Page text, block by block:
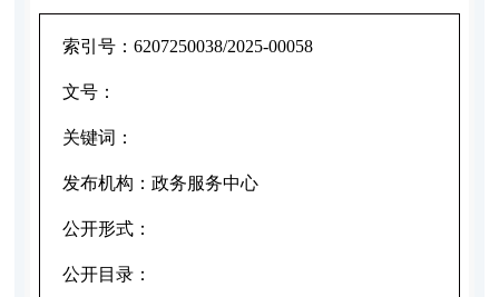
索引号： 6207250038/2025-00058
文号：
关键词：
发布机构： 政务服务中心
公开形式：
公开目录：